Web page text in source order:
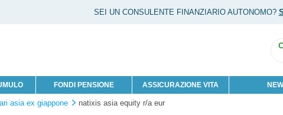
SEI UN CONSULENTE FINANZIARIO AUTONOMO?
FONDI PENSIONE ASSICURAZIONE VITA
asia ex giappone natixis asia equity r/a eur